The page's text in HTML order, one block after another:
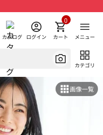
カタログ ログイン カート
0
メニュー
カテゴリ
画像一覧